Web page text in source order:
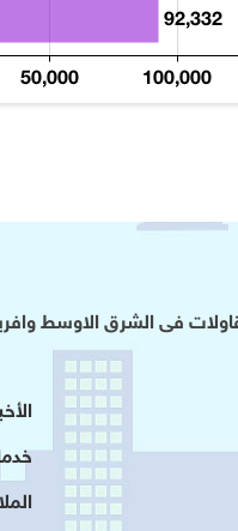
92,332
50,000 100,000
فى الشرق الاوسط